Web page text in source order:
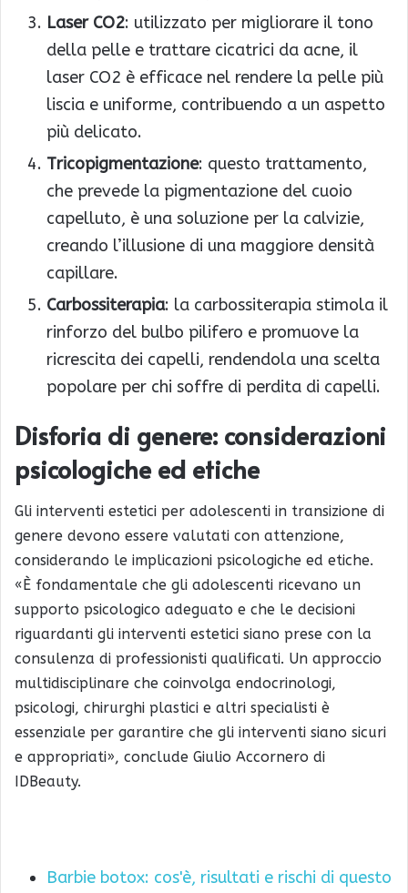
Laser CO2: utilizzato per migliorare il tono
della pelle e trattare cicatrici da acne, il
laser CO2 è efficace nel rendere la pelle più
liscia e uniforme, contribuendo a un aspetto
più delicato.
Tricopigmentazione: questo trattamento,
che prevede la pigmentazione del cuoio
capelluto, è una soluzione per la calvizie,
creando l’illusione di una maggiore densità
capillare.
Carbossiterapia: la carbossiterapia stimola il
rinforzo del bulbo pilifero e promuove la
ricrescita dei capelli, rendendola una scelta
popolare per chi soffre di perdita di capelli.
Disforia di genere: considerazioni
psicologiche ed etiche
Gli interventi estetici per adolescenti in transizione di
genere devono essere valutati con attenzione,
considerando le implicazioni psicologiche ed etiche.
«È fondamentale che gli adolescenti ricevano un
supporto psicologico adeguato e che le decisioni
riguardanti gli interventi estetici siano prese con la
consulenza di professionisti qualificati. Un approccio
multidisciplinare che coinvolga endocrinologi,
psicologi, chirurghi plastici e altri specialisti è
essenziale per garantire che gli interventi siano sicuri
e appropriati», conclude Giulio Accornero di
IDBeauty.
Barbie botox: cos'è, risultati e rischi di questo